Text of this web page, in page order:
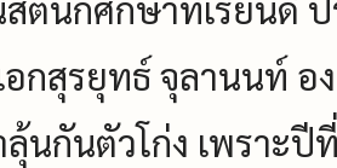
กสุรยุทธ์ จุลานนท์ อ
ลุ้นกันตัวโก่ง เพราะ